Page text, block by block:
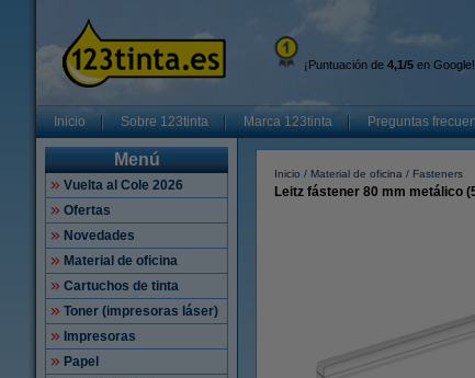
¡Puntuación de 4,1/5 en Google!
Inicio Sobre 123tinta Marca 123tinta Preguntas
Menú
Vuelta al Cole 2026
Ofertas
Novedades
Material de oficina
Cartuchos de tinta
Toner (impresoras láser)
Impresoras
Papel
Inicio Material de oficina Fasteners
Leitz fástener 80 mm metálico